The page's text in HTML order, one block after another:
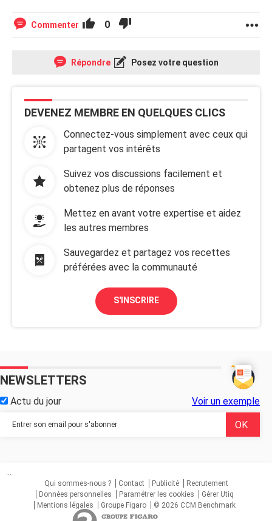
Commenter 0
Répondre Posez votre question
DEVENEZ MEMBRE EN QUELQUES CLICS
Connectez-vous simplement avec ceux qui
partagent vos intérêts
Suivez vos discussions facilement et
obtenez plus de réponses
Mettez en avant votre expertise et aidez
les autres membres
Sauvegardez et partagez vos recettes
préférées avec la communauté
S'INSCRIRE
NEWSLETTERS
Actu du jour Voir un exemple
...
Qui sommes-nous ?
Contact Publicité
Recrutement
Données personnelles
Paramétrer les cookies
Gérer Utiq
Mentions légales
Groupe Figaro © 2026 CCM Benchmark